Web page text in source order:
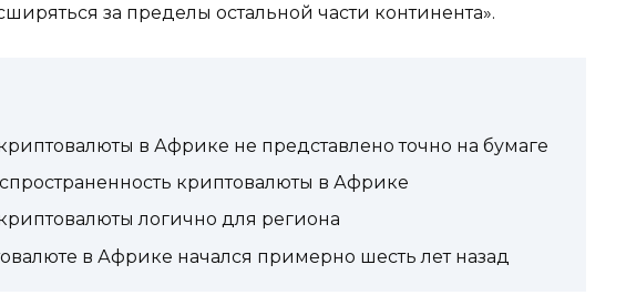
за пределы остальной части континента».
в Африке не представлено точно на бумаге
криптовалюты в Африке
логично для региона
в Африке начался примерно шесть лет назад